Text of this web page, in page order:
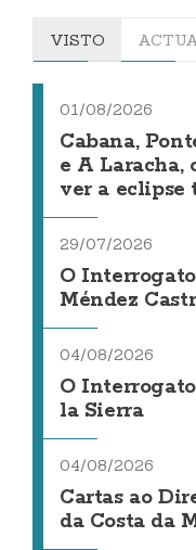
VISTO
01/08/2026
Cabana,
e A Laracha,
ver a eclipse
29/07/2026
O
Méndez
04/08/2026
O
la Sierra
04/08/2026
Cartas ao
da Costa da